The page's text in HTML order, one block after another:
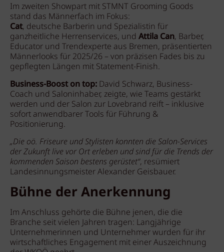
Im zweiten Showpart mit STMNT Grooming Goods
stand das Männerfach im Fokus:
Cat, deutsche Barberin und Spezialistin für
ganzheitliche Herrenservices, und Attila Can, Barber,
Educator und Trendexperte aus Bremen, präsentierten
Männerlooks für 2025/26 – von präzisen Fades bis zu
gepflegten Längen mit Statement-Finish.
Business-Boost on top: David Schwarz, Business-
Coach und Saloninhaber, zeigte, wie Teams gestärkt
werden und der Salon zur Lovebrand reift – inklusive
sofort anwendbarer Tools für Führung &
Positionierung.
„Die oö. Friseure und Stylisten konnten die Salon-Services
der Zukunft live vor Ort erleben und sind für die Trends der
kommenden Saison bestens gerüstet“, resümiert
Landesinnungsmeister Alexander Geisbauer.
Bühne der Anerkennung
Im Anschluss gehörte die Bühne jenen, die die
Branche seit vielen Jahren tragen: Langjährige
Unternehmerinnen und Unternehmer wurden für ihr
wirtschaftliches Engagement mit einer Auszeichnung